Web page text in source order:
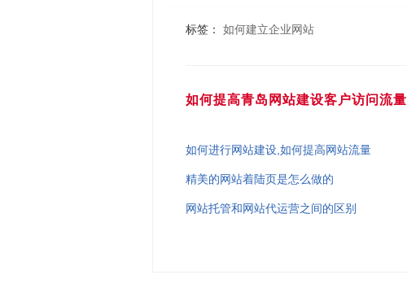
标签： 如何建立企业网站
如何提高青岛网站建设客户访问流量
如何进行网站建设,如何提高网站流量
精美的网站着陆页是怎么做的
网站托管和网站代运营之间的区别